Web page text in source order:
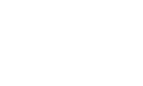
magát. Egy luxus spa-nap
között pihenhet. Több
kikapcsolódást is tervezhettek. Egy